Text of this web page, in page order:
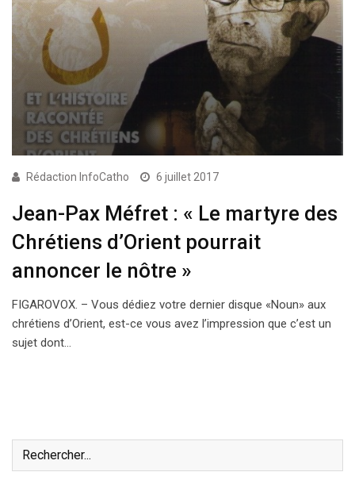
Rédaction InfoCatho 6 juillet 2017
Jean-Pax Méfret : « Le martyre des
Chrétiens d’Orient pourrait
annoncer le nôtre »
FIGAROVOX. – Vous dédiez votre dernier disque «Noun» aux
chrétiens d’Orient, est-ce vous avez l’impression que c’est un
sujet dont…